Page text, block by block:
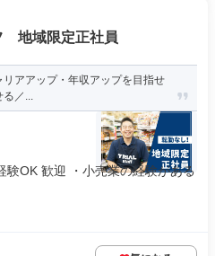
地域限定正社員
リアアップ・年収アップを目指せ
る／...
験OK 歓迎 ・小売業の経験がある